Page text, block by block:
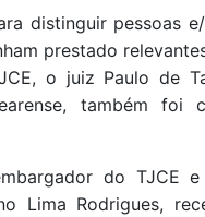
distinguir pessoas
prestado
o juiz Paulo de
também foi
do TJCE
Lima Rodrigues,